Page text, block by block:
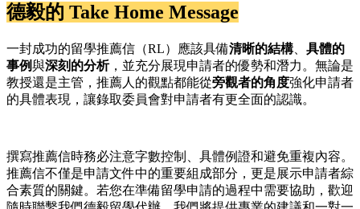
德毅的 Take Home Message
一封成功的留學推薦信（RL）應該具備清晰的結構、 具體的
事例與深刻的分析，並充分展現申請者的優勢和潛力。無論是
教授還是主管，推薦人的觀點都能從旁觀者的角度強化申請者
的具體表現，讓錄取委員會對申請者有更全面的認識。
撰寫推薦信時務必注意字數控制、具體例證和避免重複內容。
推薦信不僅是申請文件中的重要組成部分，更是展示申請者綜
合素質的關鍵。若您在準備留學申請的過程中需要協助，歡迎